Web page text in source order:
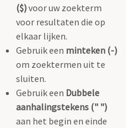
($)voor uw zoekterm
voor resultaten die op
elkaar lijken.
Gebruik een minteken (-)
om zoektermen uit te
sluiten.
Gebruik een Dubbele
aanhalingstekens (" ")
aan het begin en einde